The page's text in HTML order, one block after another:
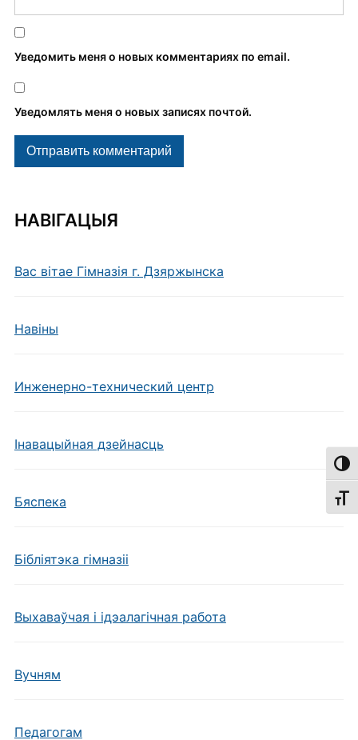
НАВІГАЦЫЯ
Вас вітае Гімназія г. Дзяржынска
Навiны
Инженерно-технический центр
Інавацыйная дзейнасць
Бяспека
Бібліятэка гімназіі
Выхаваўчая і ідэалагічная работа
Вучням
Педагогам
Уведомить меня о новых комментариях по email.
Уведомлять меня о новых записях почтой.